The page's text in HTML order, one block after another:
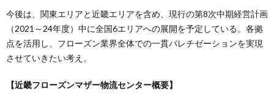
今後は、関東エリアと近畿エリアを含め、現行の第8次中期経営計画
（2021～24年度）中に全国6エリアへの展開を予定している。各拠
点を活用し、フローズン業界全体での一貫パレチゼーションを実現
させていきたい考え。
【近畿フローズンマザー物流センター概要】